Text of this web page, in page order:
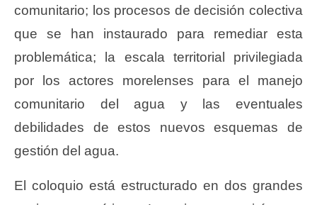
comunitario; los procesos de decisión colectiva
que se han instaurado para remediar esta
problemática; la escala territorial privilegiada
por los actores morelenses para el manejo
comunitario del agua y las eventuales
debilidades de estos nuevos esquemas de
gestión del agua.
El coloquio está estructurado en dos grandes